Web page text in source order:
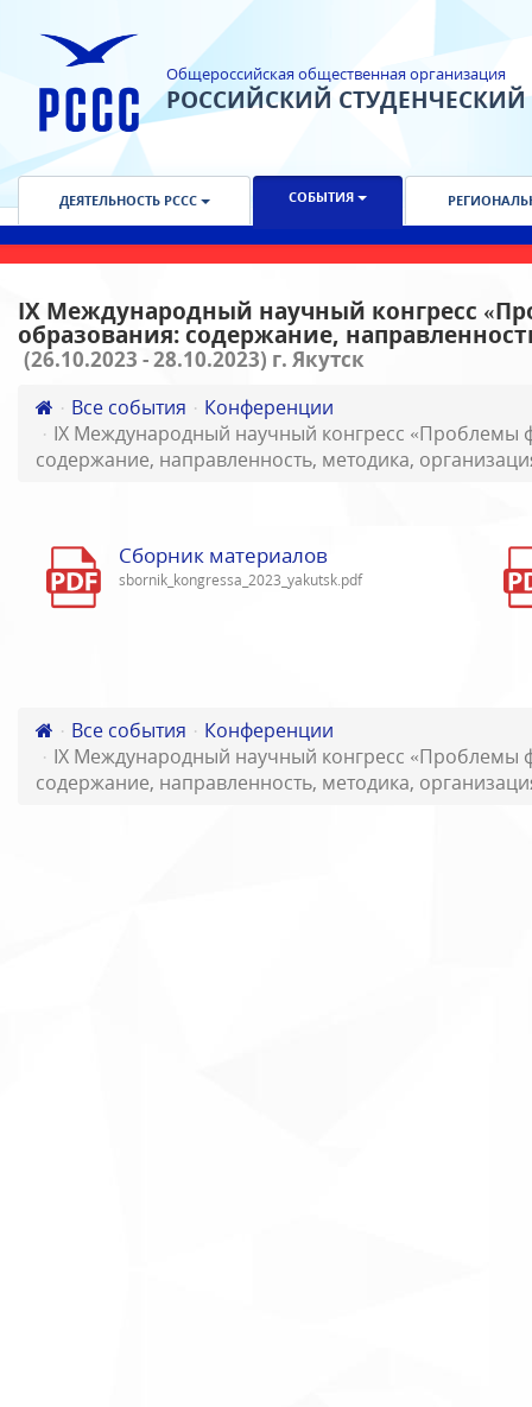
Общероссийская общественная организация
РОССИЙСКИЙ
ДЕЯТЕЛЬНОСТЬ РССС СОБЫТИЯ
IX Международный научный конгресс
образования: содержание,
(26.10.2023 - 28.10.2023) г. Якутск
Все события
Конференции
IX Международный научный конгресс «Проблемы
содержание, направленность, методика,
Сборник материалов
sbornik_kongressa_2023_yakutsk.pdf
Все события
Конференции
IX Международный научный конгресс «Проблемы
содержание, направленность, методика,